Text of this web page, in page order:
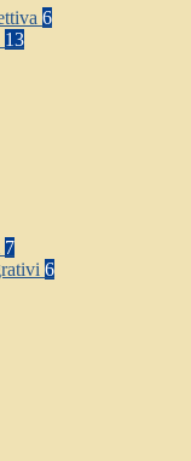
6
13
7
6